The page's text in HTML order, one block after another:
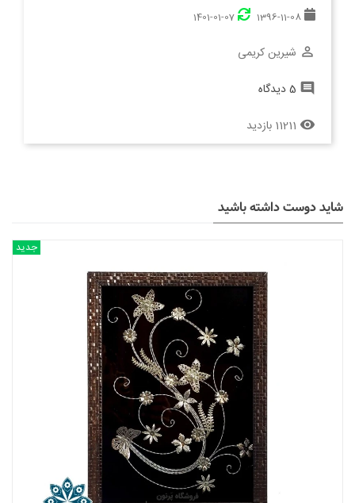
1396-11-08
1401-01-07
perm_identity شیرین کریمی
comment 5 دیدگاه
remove_red_eye 11211 بازدید
شاید دوست داشته باشید
جدید